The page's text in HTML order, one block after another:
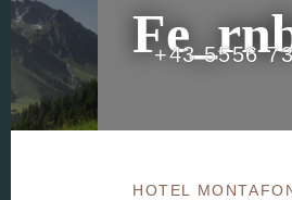
+43 5556
HOTEL